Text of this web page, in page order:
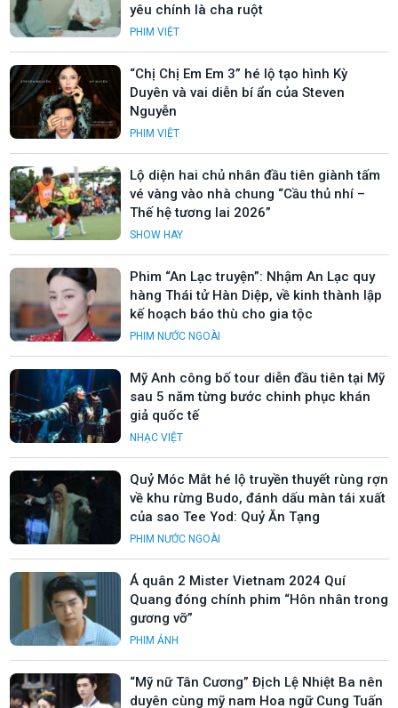
yêu chính là cha ruột
PHIM VIỆT
“Chị Chị Em Em 3” hé lộ tạo hình Kỳ
Duyên và vai diễn bí ẩn của Steven
Nguyễn
PHIM VIỆT
Lộ diện hai chủ nhân đầu tiên giành tấm
vé vàng vào nhà chung “Cầu thủ nhí –
Thế hệ tương lai 2026”
SHOW HAY
Phim “An Lạc truyện”: Nhậm An Lạc quy
hàng Thái tử Hàn Diệp, về kinh thành lập
kế hoạch báo thù cho gia tộc
PHIM NƯỚC NGOÀI
Mỹ Anh công bố tour diễn đầu tiên tại Mỹ
sau 5 năm từng bước chinh phục khán
giả quốc tế
NHẠC VIỆT
Quỷ Móc Mắt hé lộ truyền thuyết rùng rợn
về khu rừng Budo, đánh dấu màn tái xuất
của sao Tee Yod: Quỷ Ăn Tạng
PHIM NƯỚC NGOÀI
Á quân 2 Mister Vietnam 2024 Quí
Quang đóng chính phim “Hôn nhân trong
gương vỡ”
PHIM ẢNH
“Mỹ nữ Tân Cương” Địch Lệ Nhiệt Ba nên
duyên cùng mỹ nam Hoa ngữ Cung Tuấn